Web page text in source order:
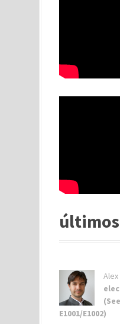
Alex
E1001/E1002)